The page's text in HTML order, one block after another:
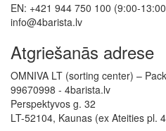
EN: +421 944 750 100 (9:00-
info@4barista.lv
Atgriešanās adrese
OMNIVA LT (sorting center) –
99670998 - 4barista.lv
Perspektyvos g. 32
LT-52104, Kaunas (ex Ateities pl.